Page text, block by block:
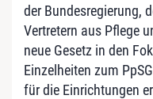
der Bundesregierung,
Vertretern aus Pflege
neue Gesetz in den
Einzelheiten zum
für die Einrichtungen